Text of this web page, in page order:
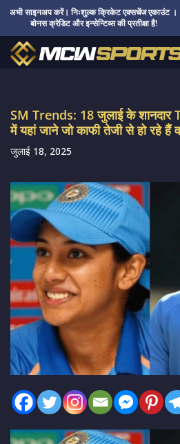
अभी साइनअप करें। निःशुल्क क्रिकेट एक्सचेंज एकाउंट ।
बोनस क्रेडिट और इन्सेन्टिव्स की प्रतीक्षा है!
SM Trends: 18 जुलाई के
में यहां जाने जो काफी तेजी से हो रहे हैं
जुलाई 18, 2025